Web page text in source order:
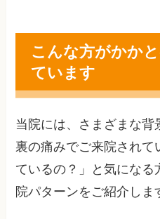
こんな方がかか
ています
当院には、さまざまな背
裏の痛みでご来院され
ているの？」と気にな
院パターンをご紹介しま